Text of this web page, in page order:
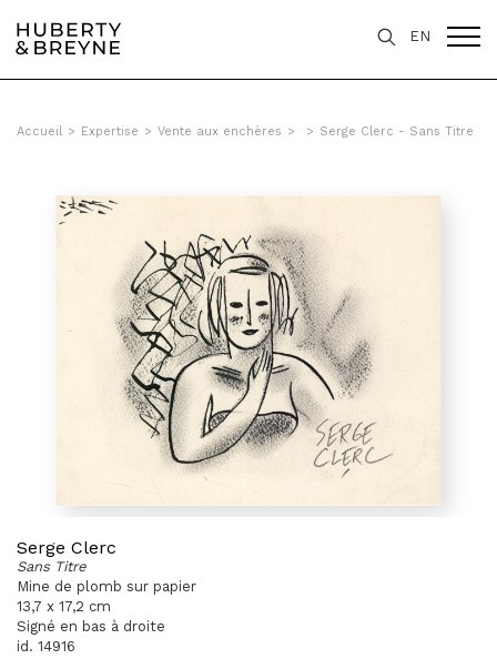
EN
Accueil > Expertise > Vente aux enchères > > Serge Clerc - Sans Titre
Serge Clerc
Sans Titre
Mine de plomb sur papier
13,7 x 17,2 cm
Signé en bas à droite
id. 14916